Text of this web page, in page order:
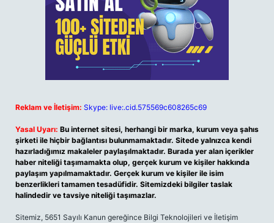
Reklam ve İletişim: Skype: live:.cid.575569c608265c69
Yasal Uyarı: Bu internet sitesi, herhangi bir marka, kurum veya şahıs
şirketi ile hiçbir bağlantısı bulunmamaktadır. Sitede yalnızca kendi
hazırladığımız makaleler paylaşılmaktadır. Burada yer alan içerikler
haber niteliği taşımamakta olup, gerçek kurum ve kişiler hakkında
paylaşım yapılmamaktadır. Gerçek kurum ve kişiler ile isim
benzerlikleri tamamen tesadüfidir. Sitemizdeki bilgiler taslak
halindedir ve tavsiye niteliği taşımazlar.
Sitemiz, 5651 Sayılı Kanun gereğince Bilgi Teknolojileri ve İletişim